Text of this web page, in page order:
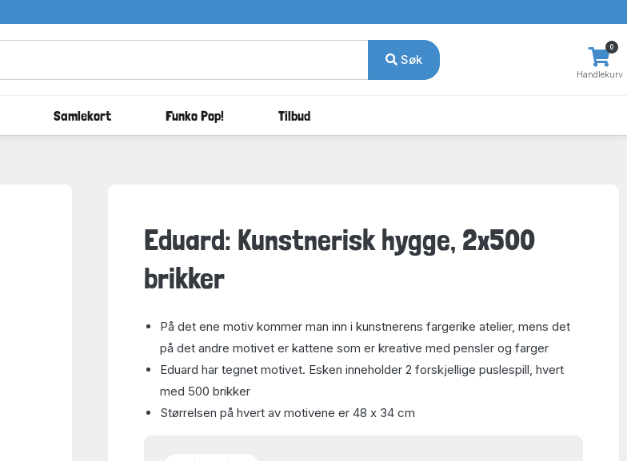
Søk
Handlekurv
0
Samlekort Funko Pop! Tilbud
Eduard: Kunstnerisk hygge, 2x500
brikker
På det ene motiv kommer man inn i kunstnerens fargerike atelier, mens det
på det andre motivet er kattene som er kreative med pensler og farger
Eduard har tegnet motivet. Esken inneholder 2 forskjellige puslespill, hvert
med 500 brikker
Størrelsen på hvert av motivene er 48 x 34 cm